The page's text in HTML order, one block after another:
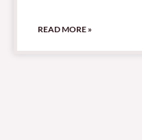
READ MORE »